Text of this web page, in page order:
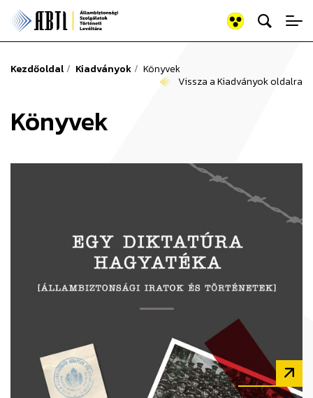
Állambiztonsági
Kezdőoldal Kiadványok
Könyvek
Vissza a Kiadványok oldalra
Könyvek